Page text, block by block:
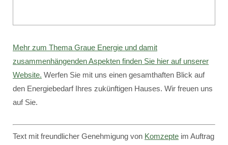
Mehr zum Thema Graue Energie und damit
zusammenhängenden Aspekten finden Sie hier auf unserer
Website. Werfen Sie mit uns einen gesamthaften Blick auf
den Energiebedarf Ihres zukünftigen Hauses. Wir freuen uns
auf Sie.
Text mit freundlicher Genehmigung von Komzepte im Auftrag